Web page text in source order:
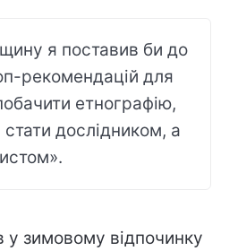
я поставив би до
рекомендацій для
етнографію,
дослідником, а
зимовому відпочинку